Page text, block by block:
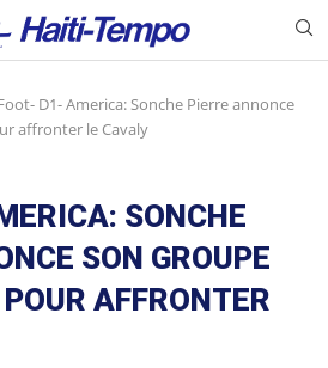
D1- America: Sonche Pierre annonce
affronter le Cavaly
SONCHE
SON GROUPE
AFFRONTER